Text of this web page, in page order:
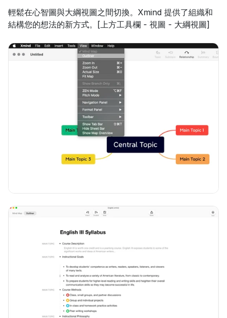
輕鬆在心智圖與大綱視圖之間切換。Xmind 提供了組織和
結構您的想法的新方式。[上方工具欄 - 視圖 - 大綱視圖]